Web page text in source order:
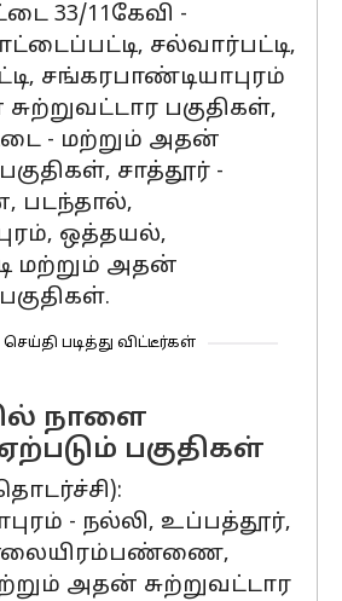
33/11கேவி -
சல்வார்பட்டி,
சங்கரபாண்டியாபுரம்
பகுதிகள்,
- மற்றும் அதன்
சாத்தூர் -
படந்தால்,
ஒத்தயல்,
மற்றும் அதன்
செய்தி படித்து விட்டீர்கள்
நாளை
பகுதிகள்
- நல்லி, உப்பத்தூர்,
எலையிரம்பண்ணை,
அதன் சுற்றுவட்டார